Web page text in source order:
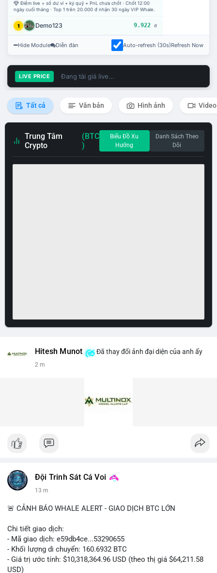
Điểm live = số dư ví + ký quỹ + PnL chưa chốt · Chốt 12:00
ngày cuối tháng · Top 1 trên 20.000 đ nhận 30 ngày VIP Whale.
1 Demo123 9.922 đ
Hide Module Diễn đàn Auto-refresh (30s)Refresh Now
LIVE PRICE Đang tải giá live...
Tất cả Văn bản Hình ảnh Video
Trung Tâm
Crypto
(BTC
)
Biểu Đồ Xu
Hướng
Danh Sách Theo
Dõi
Hitesh Munot Đã thay đổi ảnh đại diện của anh ấy
2 m
Đội Trinh Sát Cá Voi
13 m
🚨 CẢNH BÁO WHALE ALERT - GIAO DỊCH BTC LỚN
Chi tiết giao dịch:
- Mã giao dịch: e59db4ce...53290655
- Khối lượng di chuyển: 160.6932 BTC
- Giá trị ước tính: $10,318,364.96 USD (theo thị giá $64,211.58
USD)